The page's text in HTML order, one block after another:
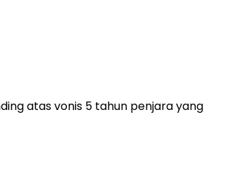
atas vonis 5 tahun penjara yang